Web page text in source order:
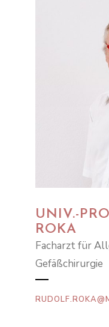
UNIV.-
ROKA
Facharzt für
Gefäßchirurgie